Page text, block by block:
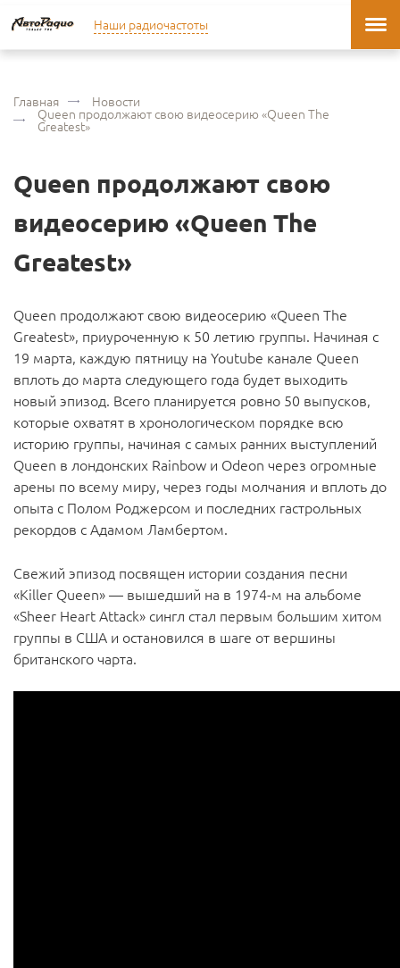
Наши радиочастоты
Главная Новости
Queen продолжают свою видеосерию «Queen The
Greatest»
Queen продолжают свою
видеосерию «Queen The
Greatest»
Queen продолжают свою видеосерию «Queen The
Greatest», приуроченную к 50 летию группы. Начиная с
19 марта, каждую пятницу на Youtube канале Queen
вплоть до марта следующего года будет выходить
новый эпизод. Всего планируется ровно 50 выпусков,
которые охватят в хронологическом порядке всю
историю группы, начиная с самых ранних выступлений
Queen в лондонских Rainbow и Odeon через огромные
арены по всему миру, через годы молчания и вплоть до
опыта с Полом Роджерсом и последних гастрольных
рекордов с Адамом Ламбертом.
Свежий эпизод посвящен истории создания песни
«Killer Queen» — вышедший на в 1974-м на альбоме
«Sheer Heart Attack» сингл стал первым большим хитом
группы в США и остановился в шаге от вершины
британского чарта.